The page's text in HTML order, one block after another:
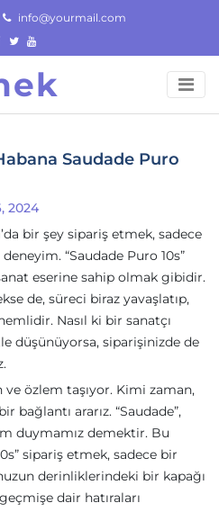
info@yourmail.com
Saudade Puro
2024
bir şey sipariş etmek, sadece
“Saudade Puro 10s”
eserine sahip olmak gibidir.
de, süreci biraz yavaşlatıp,
Nasıl ki bir sanatçı
düşünüyorsa, siparişinizde de
özlem taşıyor. Kimi zaman,
bağlantı ararız. “Saudade”,
duymamız demektir. Bu
sipariş etmek, sadece bir
derinliklerindeki bir kapağı
dair hatıraları